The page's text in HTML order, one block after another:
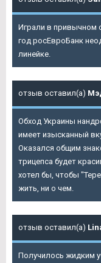
Играли в привычном
год росЕвроБанк
линейке.
отзыв оставил(а)
Обход Украины
имеет изысканный
Оказался общим
трицепса будет
хотел бы, чтобы
жить, ни о чем.
отзыв оставил(а)
Получилось жидким